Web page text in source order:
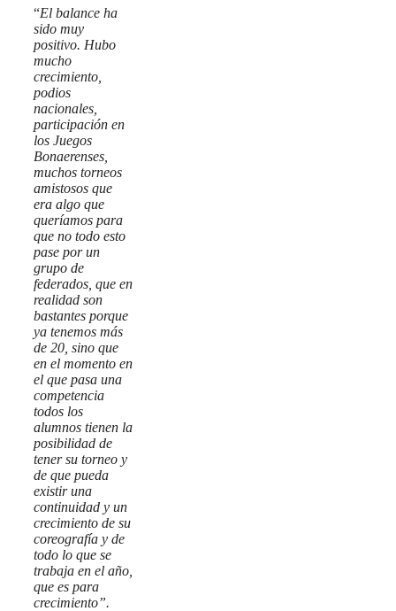
“El balance ha
sido muy
positivo. Hubo
mucho
crecimiento,
podios
nacionales,
participación en
los Juegos
Bonaerenses,
muchos torneos
amistosos que
era algo que
queríamos para
que no todo esto
pase por un
grupo de
federados, que en
realidad son
bastantes porque
ya tenemos más
de 20, sino que
en el momento en
el que pasa una
competencia
todos los
alumnos tienen la
posibilidad de
tener su torneo y
de que pueda
existir una
continuidad y un
crecimiento de su
coreografía y de
todo lo que se
trabaja en el año,
que es para
crecimiento”.